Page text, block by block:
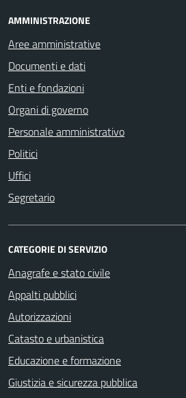
AMMINISTRAZIONE
Aree amministrative
Documenti e dati
Enti e fondazioni
Organi di governo
Personale amministrativo
Politici
Uffici
Segretario
CATEGORIE DI SERVIZIO
Anagrafe e stato civile
Appalti pubblici
Autorizzazioni
Catasto e urbanistica
Educazione e formazione
Giustizia e sicurezza pubblica